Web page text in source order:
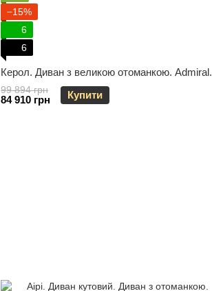
−15%
6
6
Керол. Диван з великою отоманкою. Admiral.
99 894 грн
84 910 грн Купити